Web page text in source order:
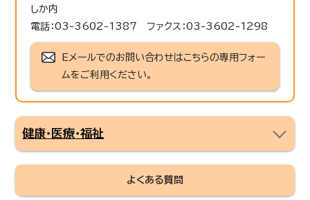
しか内
電話：03-3602-1387 ファクス：03-3602-1298
Eメールでのお問い合わせはこちらの専用フォー
ムをご利用ください。
健康・医療・福祉
よくある質問